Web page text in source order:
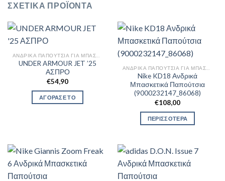
ΣΧΕΤΙΚΆ ΠΡΟΪΌΝΤΑ
UNDER ARMOUR JET ’25
ΑΣΠΡΟ
€54,90
ΑΓΟΡΑΣΕ ΤΟ
Nike KD18 Ανδρικά
Μπασκετικά Παπούτσια
(9000232147_86068)
€108,00
ΠΕΡΙΣΣΟΤΕΡΑ